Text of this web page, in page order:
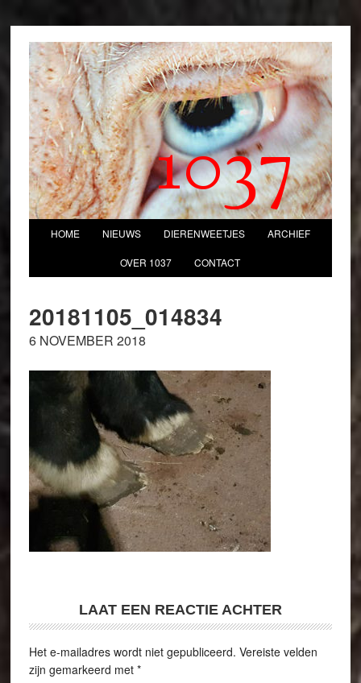
1037
HOME NIEUWS DIERENWEETJES ARCHIEF
OVER 1037 CONTACT
20181105_014834
6 NOVEMBER 2018
LAAT EEN REACTIE ACHTER
Het e-mailadres wordt niet gepubliceerd. Vereiste velden
zijn gemarkeerd met *